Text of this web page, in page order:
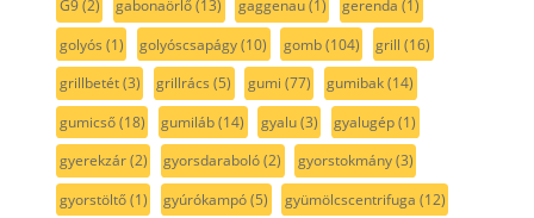
G9(2) gabonaörlő(13) gaggenau(1) gerenda (1)
golyós (1) golyóscsapágy(10) gomb(104) grill (16)
grillbetét(3) grillrács (5) gumi (77) gumibak(14)
gumicső(18) gumiláb(14) gyalu(3) gyalugép(1)
gyerekzár(2) gyorsdaraboló(2) gyorstokmány(3)
gyorstöltő(1) gyúrókampó(5) gyümölcscentrifuga (12)